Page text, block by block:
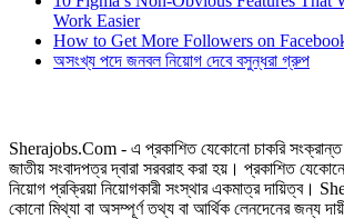
Work Easier
How to Get More Followers on
অসংখ্য পদে জনবল নিয়োগ দেবে বসুন্ধরা গ্রুপ
Sherajobs.Com - এ প্রকাশিত যেকোনো চাকরি সংক্রান্ত
জাতীয় সংবাদপত্র দ্বারা সরবরাহ করা হয়। প্রকাশিত
নিয়োগ প্রক্রিয়া নিয়োগকারী সংস্থার একমাত্র দায়িত্ব।
কোনো মিথ্যা বা অসম্পূর্ণ তথ্য বা আর্থিক লেনদেনের জন্য